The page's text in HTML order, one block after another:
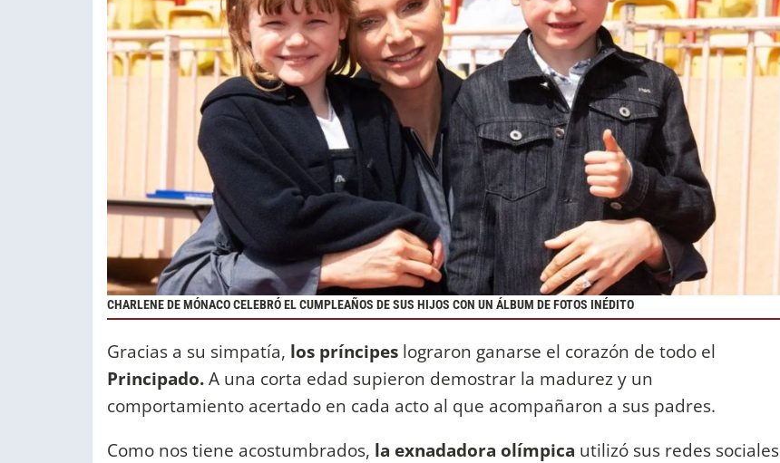
CHARLENE DE MÓNACO CELEBRÓ EL CUMPLEAÑOS DE SUS HIJOS CON UN ÁLBUM DE FOTOS INÉDITO
Gracias a su simpatía, los príncipes lograron ganarse el corazón de todo el
Principado.A una corta edad supieron demostrar la madurez y un
comportamiento acertado en cada acto al que acompañaron a sus padres.
Como nos tiene acostumbrados, la exnadadora olímpica utilizó sus redes sociales